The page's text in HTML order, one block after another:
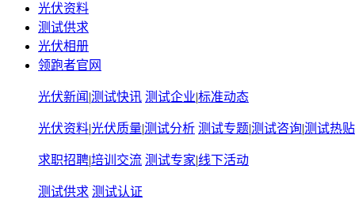
光伏资料
测试供求
光伏相册
领跑者官网
光伏新闻 |测试快讯 测试企业|标准动态
光伏资料|光伏质量|测试分析 测试专题|测试咨询|测试热贴
求职招聘|培训交流 测试专家|线下活动
测试供求 测试认证